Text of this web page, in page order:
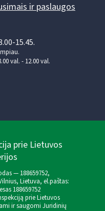
ir paslaugos
15.45.
val. - 12.00 val.
prie Lietuvos
— 188659752,
Lietuva, el.paštas:
188659752
prie Lietuvos
ir saugomi Juridinių